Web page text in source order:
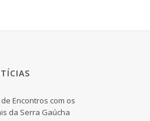
de Encontros com os
da Serra Gaúcha